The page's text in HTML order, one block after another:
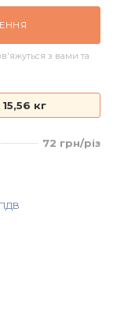
з вами та
15,56 кг
72 грн/різ